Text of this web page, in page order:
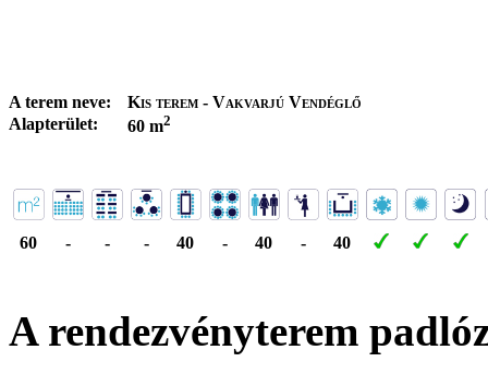
A terem neve:
Kis terem - Vakvarjú Vendéglő
Alapterület:
60 m2
60 - - - 40 - 40 - 40
A rendezvényterem